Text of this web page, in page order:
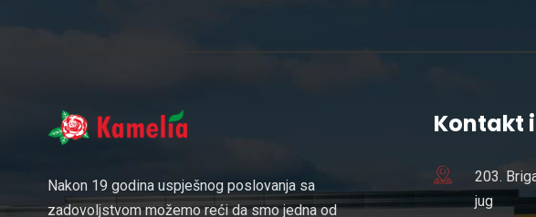
Nakon 19 godina uspješnog poslovanja sa
zadovoljstvom možemo reći da smo jedna od
Kontakt
203.
jug